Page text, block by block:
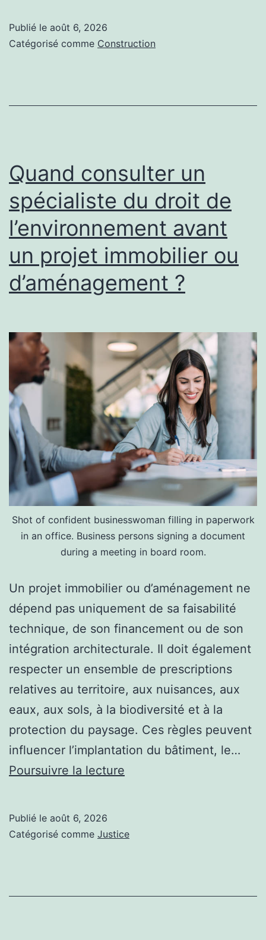
bon
padel
?
Publié le août 6, 2026
Catégorisé comme Construction
Quand consulter un
spécialiste du droit de
l’environnement avant
un projet immobilier ou
d’aménagement ?
Shot of confident businesswoman filling in paperwork
in an office. Business persons signing a document
during a meeting in board room.
Un projet immobilier ou d’aménagement ne
dépend pas uniquement de sa faisabilité
technique, de son financement ou de son
intégration architecturale. Il doit également
respecter un ensemble de prescriptions
relatives au territoire, aux nuisances, aux
eaux, aux sols, à la biodiversité et à la
protection du paysage. Ces règles peuvent
influencer l’implantation du bâtiment, le…
Poursuivre la lecture
spécialiste
Publié le août 6, 2026
Catégorisé comme Justice